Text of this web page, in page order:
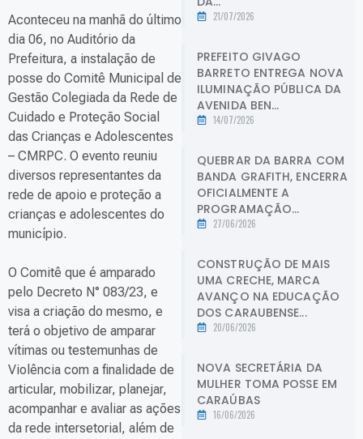
Aconteceu na manhã do último
dia 06, no Auditório da
Prefeitura, a instalação de
posse do Comitê Municipal de
Gestão Colegiada da Rede de
Cuidado e Proteção Social
das Crianças e Adolescentes
– CMRPC. O evento reuniu
diversos representantes da
rede de apoio e proteção a
crianças e adolescentes do
município.
O Comitê que é amparado
pelo Decreto N° 083/23, e
visa a criação do mesmo, e
terá o objetivo de amparar
vítimas ou testemunhas de
Violência com a finalidade de
articular, mobilizar, planejar,
acompanhar e avaliar as ações
da rede intersetorial, além de
21/07/2026
PREFEITO GIVAGO
BARRETO ENTREGA NOVA
ILUMINAÇÃO PÚBLICA DA
AVENIDA BEN...
14/07/2026
QUEBRAR DA BARRA COM
BANDA GRAFITH, ENCERRA
OFICIALMENTE A
PROGRAMAÇÃO...
27/06/2026
CONSTRUÇÃO DE MAIS
UMA CRECHE, MARCA
AVANÇO NA EDUCAÇÃO
DOS CARAUBENSE...
20/06/2026
NOVA SECRETÁRIA DA
MULHER TOMA POSSE EM
CARAÚBAS
16/06/2026